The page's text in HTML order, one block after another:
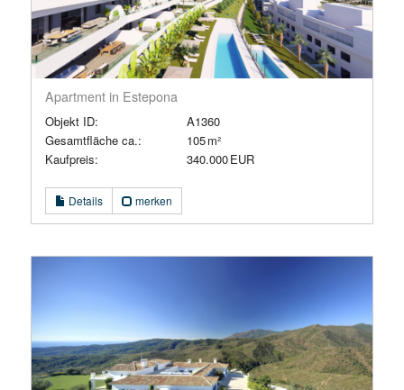
Apartment in Estepona
Objekt ID:
A1360
Gesamtfläche ca.:
105 m²
Kaufpreis:
340.000 EUR
Details merken